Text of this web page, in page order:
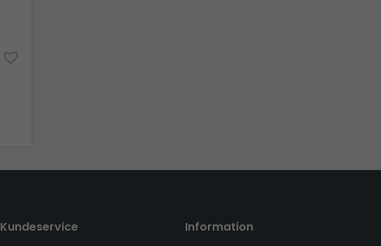
Kundeservice Information